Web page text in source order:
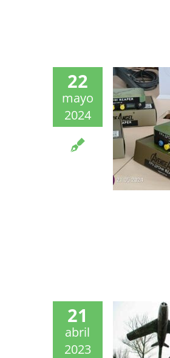
22
mayo
2024
21
abril
2023